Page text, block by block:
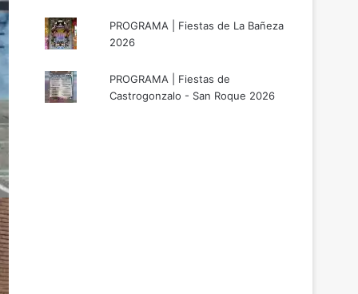
PROGRAMA | Fiestas de La Bañeza
2026
PROGRAMA | Fiestas de
Castrogonzalo - San Roque 2026